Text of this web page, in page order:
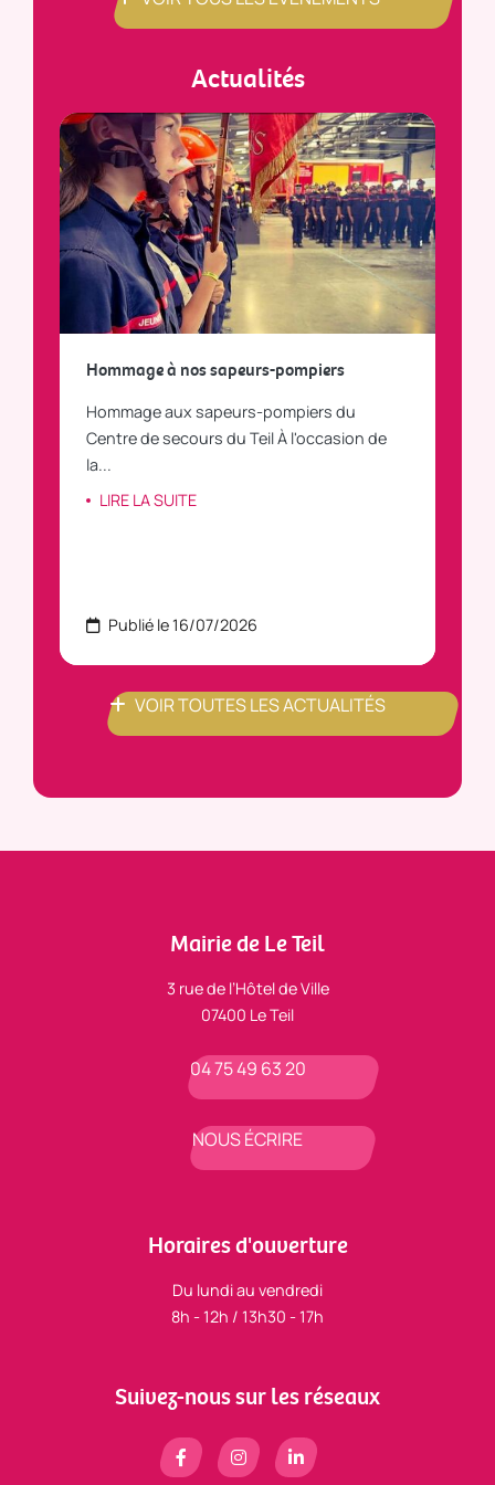
Actualités
Hommage à nos sapeurs-pompiers
Hommage aux sapeurs-pompiers du
Centre de secours du Teil À l'occasion de
la...
LIRE LA SUITE
Publié le 16/07/2026
VOIR TOUTES LES ACTUALITÉS
Mairie de Le Teil
3 rue de l’Hôtel de Ville
07400 Le Teil
04 75 49 63 20
NOUS ÉCRIRE
Horaires d'ouverture
Du lundi au vendredi
8h - 12h / 13h30 - 17h
Suivez-nous sur les réseaux